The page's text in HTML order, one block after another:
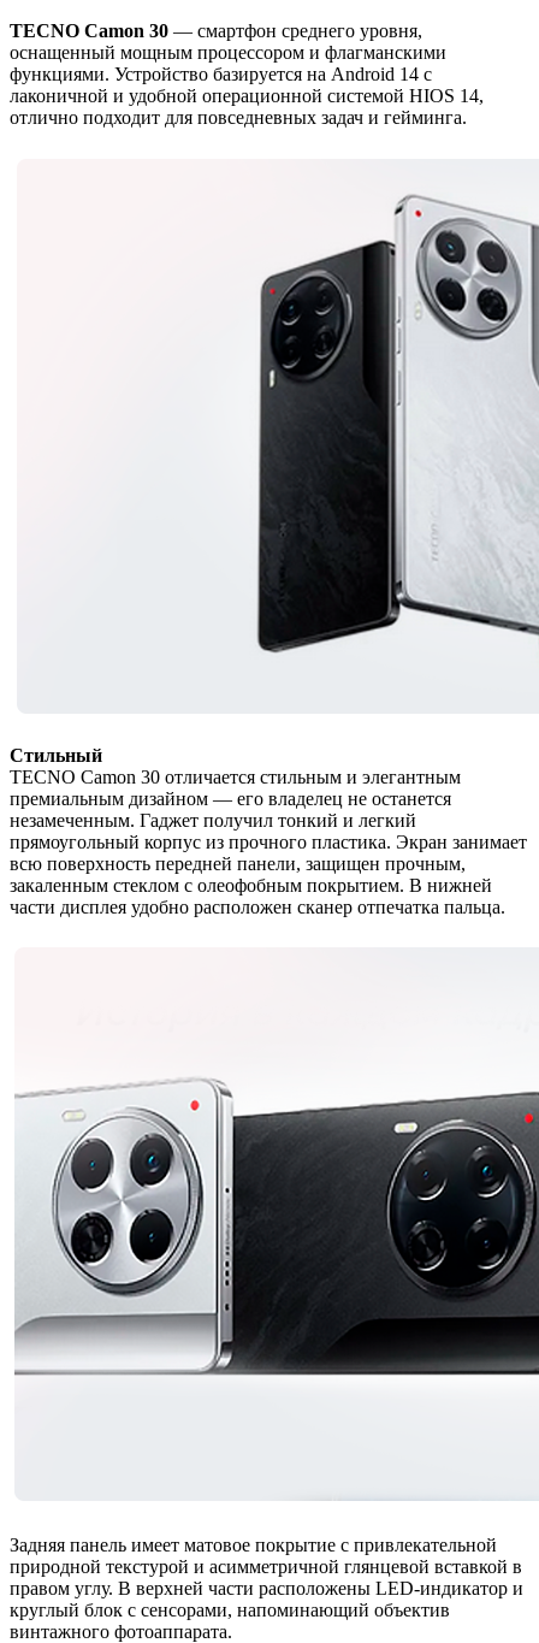
TECNO Camon 30 — смартфон среднего уровня,
оснащенный мощным процессором и флагманскими
функциями. Устройство базируется на Android 14 с
лаконичной и удобной операционной системой HIOS 14,
отлично подходит для повседневных задач и гейминга.
Стильный
TECNO Camon 30 отличается стильным и элегантным
премиальным дизайном — его владелец не останется
незамеченным. Гаджет получил тонкий и легкий
прямоугольный корпус из прочного пластика. Экран занимает
всю поверхность передней панели, защищен прочным,
закаленным стеклом с олеофобным покрытием. В нижней
части дисплея удобно расположен сканер отпечатка пальца.
Задняя панель имеет матовое покрытие с привлекательной
природной текстурой и асимметричной глянцевой вставкой в
правом углу. В верхней части расположены LED-индикатор и
круглый блок с сенсорами, напоминающий объектив
винтажного фотоаппарата.